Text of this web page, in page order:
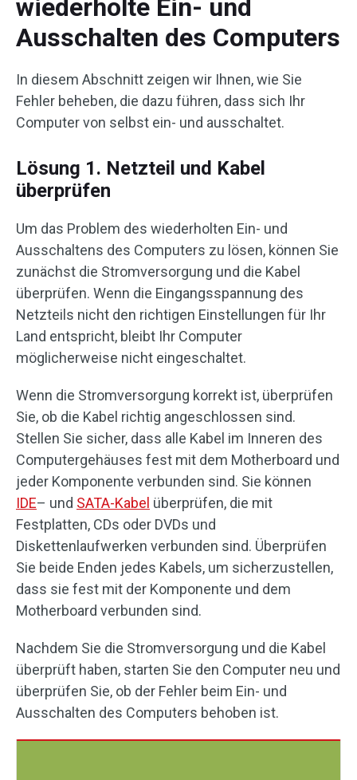
wiederholte Ein- und
Ausschalten des Computers
In diesem Abschnitt zeigen wir Ihnen, wie Sie
Fehler beheben, die dazu führen, dass sich Ihr
Computer von selbst ein- und ausschaltet.
Lösung 1. Netzteil und Kabel
überprüfen
Um das Problem des wiederholten Ein- und
Ausschaltens des Computers zu lösen, können Sie
zunächst die Stromversorgung und die Kabel
überprüfen. Wenn die Eingangsspannung des
Netzteils nicht den richtigen Einstellungen für Ihr
Land entspricht, bleibt Ihr Computer
möglicherweise nicht eingeschaltet.
Wenn die Stromversorgung korrekt ist, überprüfen
Sie, ob die Kabel richtig angeschlossen sind.
Stellen Sie sicher, dass alle Kabel im Inneren des
Computergehäuses fest mit dem Motherboard und
jeder Komponente verbunden sind. Sie können
IDE– und SATA-Kabel überprüfen, die mit
Festplatten, CDs oder DVDs und
Diskettenlaufwerken verbunden sind. Überprüfen
Sie beide Enden jedes Kabels, um sicherzustellen,
dass sie fest mit der Komponente und dem
Motherboard verbunden sind.
Nachdem Sie die Stromversorgung und die Kabel
überprüft haben, starten Sie den Computer neu und
überprüfen Sie, ob der Fehler beim Ein- und
Ausschalten des Computers behoben ist.